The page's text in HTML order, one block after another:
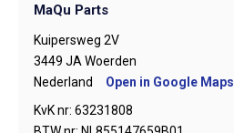
MaQu Parts
Kuipersweg 2V
3449 JA Woerden
Nederland
Open in Google Maps
KvK nr: 63231808